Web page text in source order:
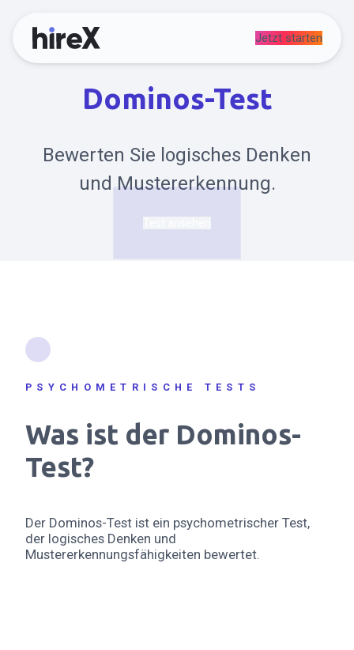
Jetzt starten
Dominos-Test
Bewerten Sie logisches Denken
und Mustererkennung.
PSYCHOMETRISCHE TESTS
Was ist der Dominos-
Test?
Der Dominos-Test ist ein psychometrischer Test,
der logisches Denken und
Mustererkennungsfähigkeiten bewertet.